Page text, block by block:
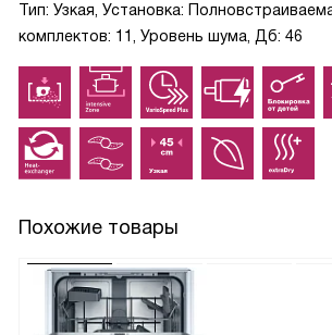
Тип: Узкая, Установка:
комплектов: 11, Уровень шума, Дб: 46
Похожие товары